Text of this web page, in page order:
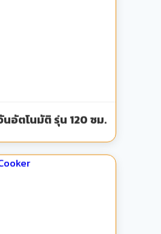
อัตโนมัติ รุ่น 120 ซม.